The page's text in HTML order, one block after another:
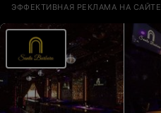
ЭФФЕКТИВНАЯ РЕКЛАМА НА САЙТЕ